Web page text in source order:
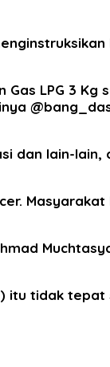
LPG 3 Kg
dan lain-
itu tidak tepat